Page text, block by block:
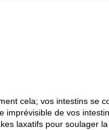
cela; vos intestins se
imprévisible de vos
laxatifs pour soulager